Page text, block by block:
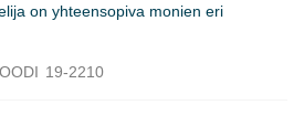
on yhteensopiva monien eri
19-2210